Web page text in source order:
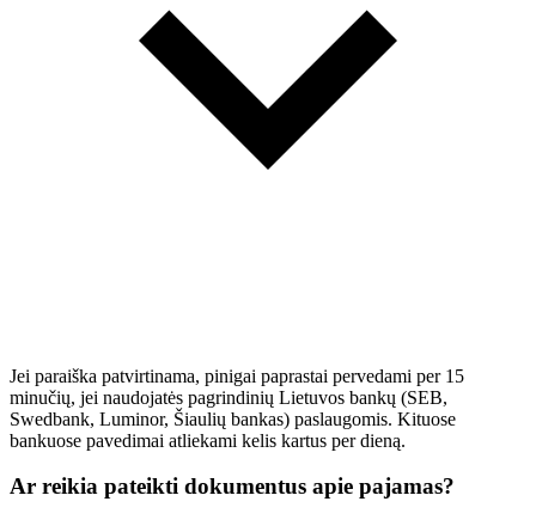
Jei paraiška patvirtinama, pinigai paprastai pervedami per 15
minučių, jei naudojatės pagrindinių Lietuvos bankų (SEB,
Swedbank, Luminor, Šiaulių bankas) paslaugomis. Kituose
bankuose pavedimai atliekami kelis kartus per dieną.
Ar reikia pateikti dokumentus apie pajamas?